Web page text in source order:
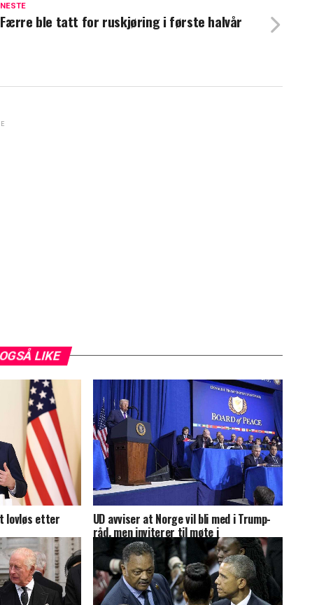
NESTE
Færre ble tatt for ruskjøring i første halvår
LIKE
lovløs etter UD avviser at Norge vil bli med i Trump-
råd, men inviterer til møte i
giverlandsgruppa for Palestina